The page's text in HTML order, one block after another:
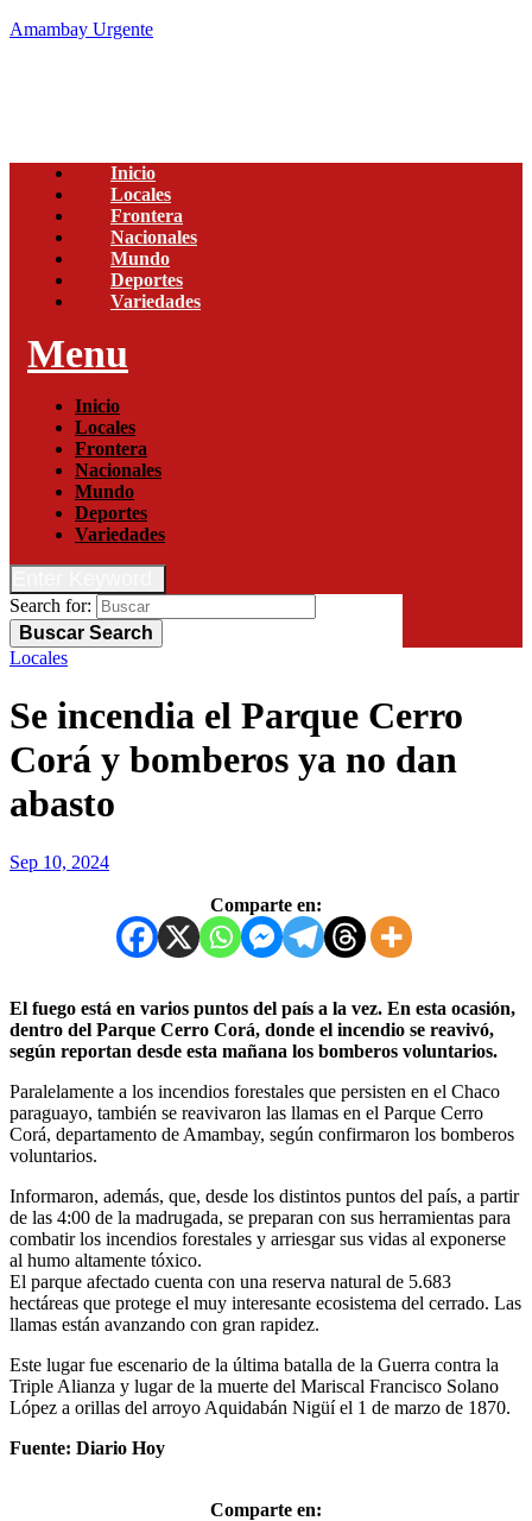
Amambay Urgente
Inicio
Locales
Frontera
Nacionales
Mundo
Deportes
Variedades
Menu
Inicio
Locales
Frontera
Nacionales
Mundo
Deportes
Variedades
Search for:
Buscar Search
Locales
Se incendia el Parque Cerro
Corá y bomberos ya no dan
abasto
Sep 10, 2024
Comparte en:
El fuego está en varios puntos del país a la vez. En esta ocasión,
dentro del Parque Cerro Corá, donde el incendio se reavivó,
según reportan desde esta mañana los bomberos voluntarios.
Paralelamente a los incendios forestales que persisten en el Chaco
paraguayo, también se reavivaron las llamas en el Parque Cerro
Corá, departamento de Amambay, según confirmaron los bomberos
voluntarios.
Informaron, además, que, desde los distintos puntos del país, a partir
de las 4:00 de la madrugada, se preparan con sus herramientas para
combatir los incendios forestales y arriesgar sus vidas al exponerse
al humo altamente tóxico.
El parque afectado cuenta con una reserva natural de 5.683
hectáreas que protege el muy interesante ecosistema del cerrado. Las
llamas están avanzando con gran rapidez.
Este lugar fue escenario de la última batalla de la Guerra contra la
Triple Alianza y lugar de la muerte del Mariscal Francisco Solano
López a orillas del arroyo Aquidabán Nigüí el 1 de marzo de 1870.
Fuente: Diario Hoy
Comparte en: